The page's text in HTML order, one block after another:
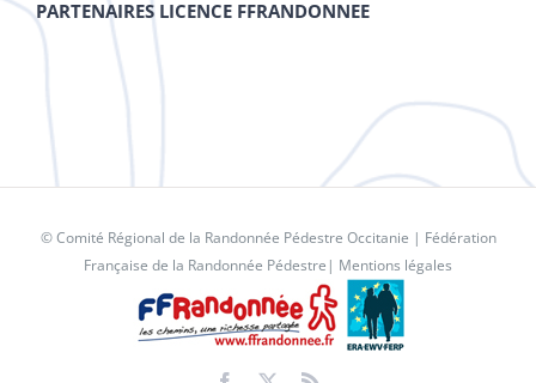
PARTENAIRES LICENCE FFRANDONNEE
© Comité Régional de la Randonnée Pédestre Occitanie | Fédération
Française de la Randonnée Pédestre | Mentions légales